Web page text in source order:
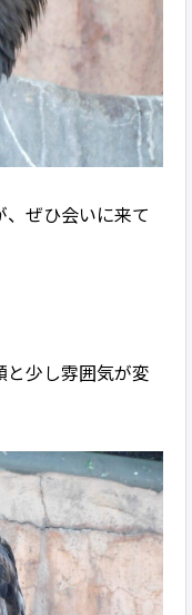
ぜひ会いに来て
少し雰囲気が変